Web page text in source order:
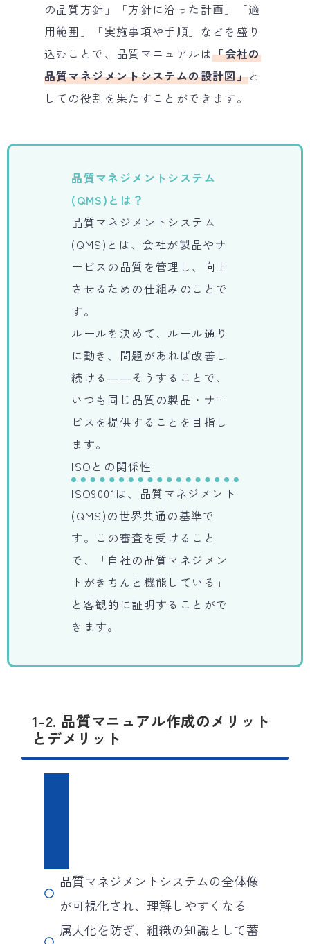
の品質方針」「方針に沿った計画」「適
用範囲」「実施事項や手順」などを盛り
込むことで、品質マニュアルは「会社の
品質マネジメントシステムの設計図」と
しての役割を果たすことができます。
品質マネジメントシステム
(QMS) とは？
品質マネジメントシステム
(QMS)とは、会社が製品やサ
ービスの品質を管理し、向上
させるための仕組みのことで
す。
ルールを決めて、ルール通り
に動き、問題があれば改善し
続ける――そうすることで、
いつも同じ品質の製品・サー
ビスを提供することを目指し
ます。
ISOとの関係性
ISO9001は、品質マネジメント
(QMS)の世界共通の基準で
す。この審査を受けること
で、「自社の品質マネジメン
トがきちんと機能している」
と客観的に証明することがで
きます。
1-2. 品質マニュアル作成のメリット
とデメリット
品質マネジメントシステムの全体像
が可視化され、理解しやすくなる
属人化を防ぎ、組織の知識として蓄